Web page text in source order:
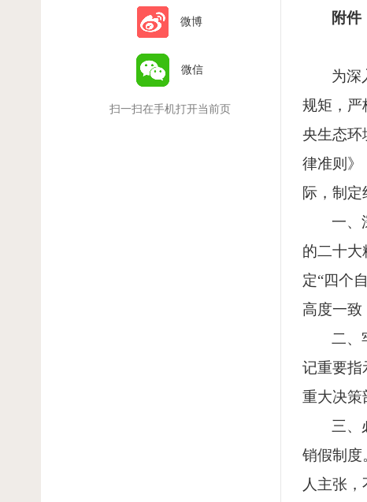
微博
微信
扫一扫在手机打开当前页
附件
为深
规矩，严
央生态环
律准则》
际，制定
一、
的二十大
定“四个
高度一致
二、
记重要指
重大决策
三、
销假制度
人主张